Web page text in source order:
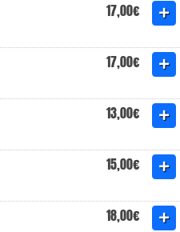
17,00€
17,00€
13,00€
15,00€
18,00€